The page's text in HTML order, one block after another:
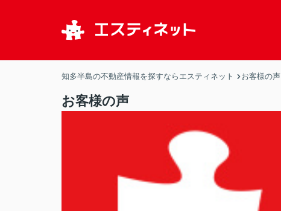
知多半島の不動産情報を探すならエスティネット お客様の声
お客様の声